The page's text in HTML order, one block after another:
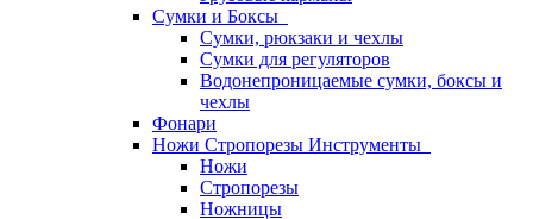
Сумки и Боксы
Сумки, рюкзаки и чехлы
Сумки для регуляторов
Водонепроницаемые сумки, боксы и
чехлы
Фонари
Ножи Стропорезы Инструменты
Ножи
Стропорезы
Ножницы